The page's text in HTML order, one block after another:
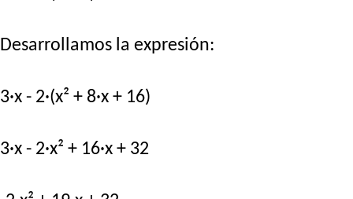
Desarrollamos la expresión:
3·x - 2·(x² + 8·x + 16)
3·x - 2·x² + 16·x + 32